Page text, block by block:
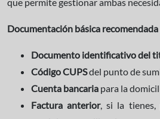
Documentación básica recomendada
Documento identificativo del
Código CUPSdel punto de
Cuenta bancaria para la
Factura anterior, si la tienes,